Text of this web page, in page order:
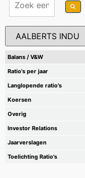
Balans / V&W
Ratio's per jaar
Langlopende ratio's
Koersen
Overig
Investor Relations
Jaarverslagen
Toelichting Ratio's